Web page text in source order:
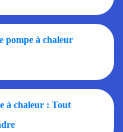
pompe à chaleur
à chaleur : Tout